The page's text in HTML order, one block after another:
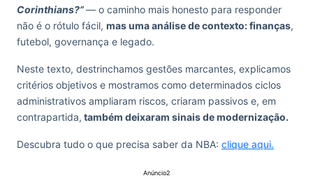
Corinthians?”— o caminho mais honesto para responder
não é o rótulo fácil, mas uma análise de contexto: finanças,
futebol, governança e legado.
Neste texto, destrinchamos gestões marcantes, explicamos
critérios objetivos e mostramos como determinados ciclos
administrativos ampliaram riscos, criaram passivos e, em
contrapartida, também deixaram sinais de modernização.
Descubra tudo o que precisa saber da NBA: clique aqui.
Anúncio2